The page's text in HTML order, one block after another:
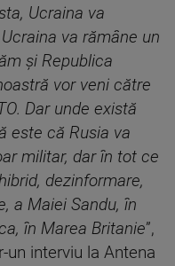
Ucraina va
va rămâne un
şi Republica
vor veni către
Dar unde există
este că Rusia va
militar, dar în tot ce
dezinformare,
a Maiei Sandu, în
în Marea Britanie”,
un interviu la Antena